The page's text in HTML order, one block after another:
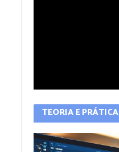
TEORIA E PRÁTICA